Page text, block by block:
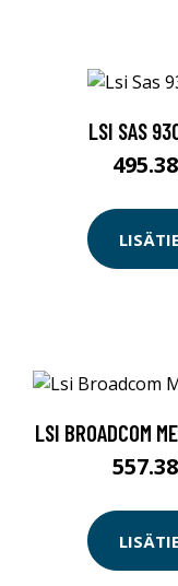
LSI SAS
LSI BROADCOM